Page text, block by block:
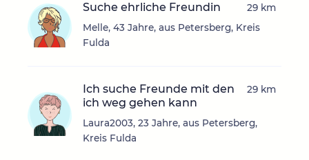
Suche ehrliche Freundin
Melle, 43 Jahre, aus Petersberg, Kreis
Fulda
29 km
Ich suche Freunde mit den
ich weg gehen kann
Laura2003, 23 Jahre, aus Petersberg,
Kreis Fulda
29 km